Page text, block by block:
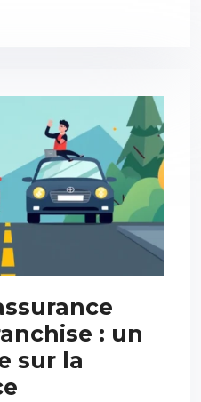
: un
sur la